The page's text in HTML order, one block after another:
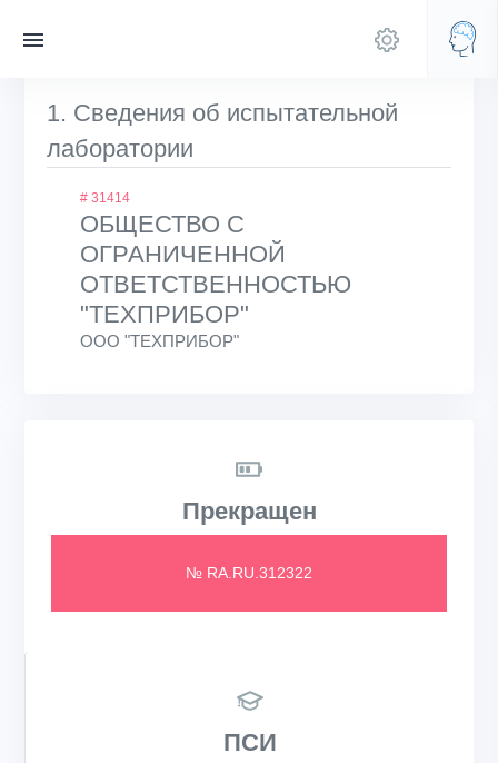
1. Сведения об испытательной
лаборатории
# 31414
ОБЩЕСТВО С
ОГРАНИЧЕННОЙ
ОТВЕТСТВЕННОСТЬЮ
"ТЕХПРИБОР"
ООО "ТЕХПРИБОР"
Прекращен
№ RA.RU.312322
ПСИ